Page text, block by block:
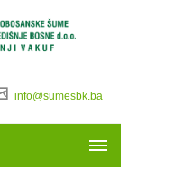
info@sumesbk.ba